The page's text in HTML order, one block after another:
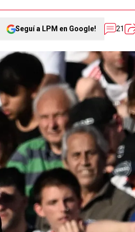
Seguí a LPM en Google! 21